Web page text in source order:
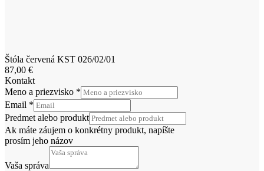
Štóla červená KST 026/02/01
87,00 €
Kontakt
Meno a priezvisko *
Email *
Predmet alebo produkt
Ak máte záujem o konkrétny produkt, napíšte
prosím jeho názov
Vaša správa